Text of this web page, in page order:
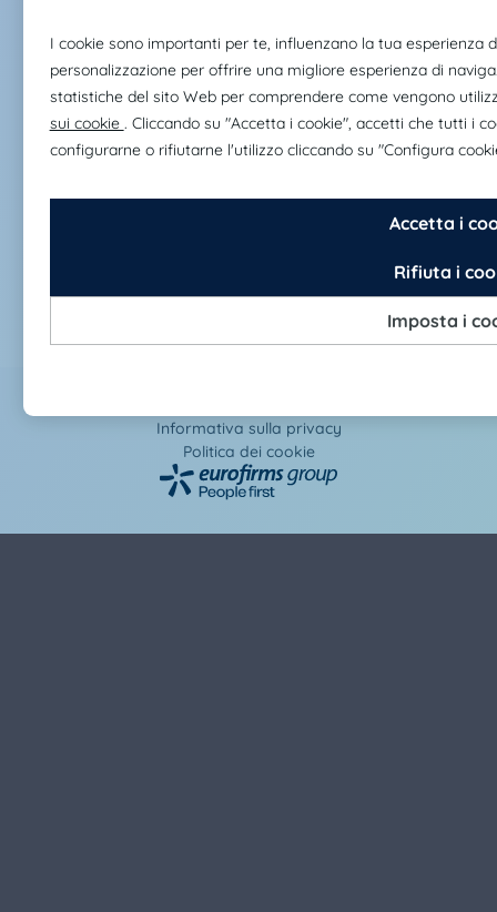
Servizi
Claire Joster
Assistenza
Italia Cambia Paese
Informativa sulla privacy
Politica dei cookie